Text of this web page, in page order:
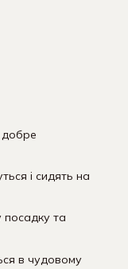
добре
і сидять на
посадку та
в чудовому